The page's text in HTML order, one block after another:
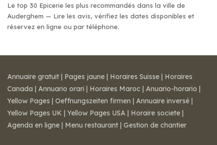
Le top 30 Epicerie les plus recommandés dans la ville de
Auderghem — Lire les avis, vérifiez les dates disponibles et
réservez en ligne ou par téléphone.
Annuaire gratuit | Pages jaune | Horaires Suisse | Horaires
Canada | Annuario orari | Horaires Maroc | Anuario-horario |
Yellow Pages | Oeffnungszeiten firmen | Annuaire inversé |
Yellow Pages UK | Yellow Pages USA | Horaire societe |
Agenda en ligne | Menu restaurant | Gestion de chantier